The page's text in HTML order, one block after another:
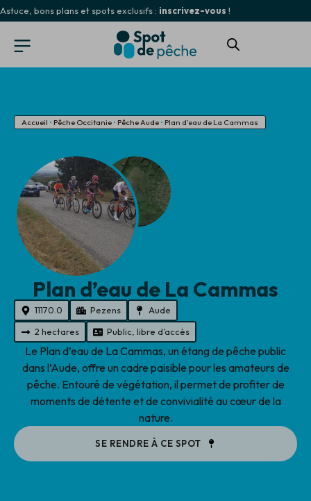
Astuce, bons plans et spots exclusifs : inscrivez-vous !
Accueil • Pêche Occitanie • Pêche Aude • Plan d’eau de La Cammas
Plan d’eau de La Cammas
11170.0 Pezens
Aude
2 hectares
Public, libre d’accès
Le Plan d’eau de La Cammas, un étang de pêche public
dans l’Aude, offre un cadre paisible pour les amateurs de
pêche. Entouré de végétation, il permet de profiter de
moments de détente et de convivialité au cœur de la
nature.
SE RENDRE À CE SPOT